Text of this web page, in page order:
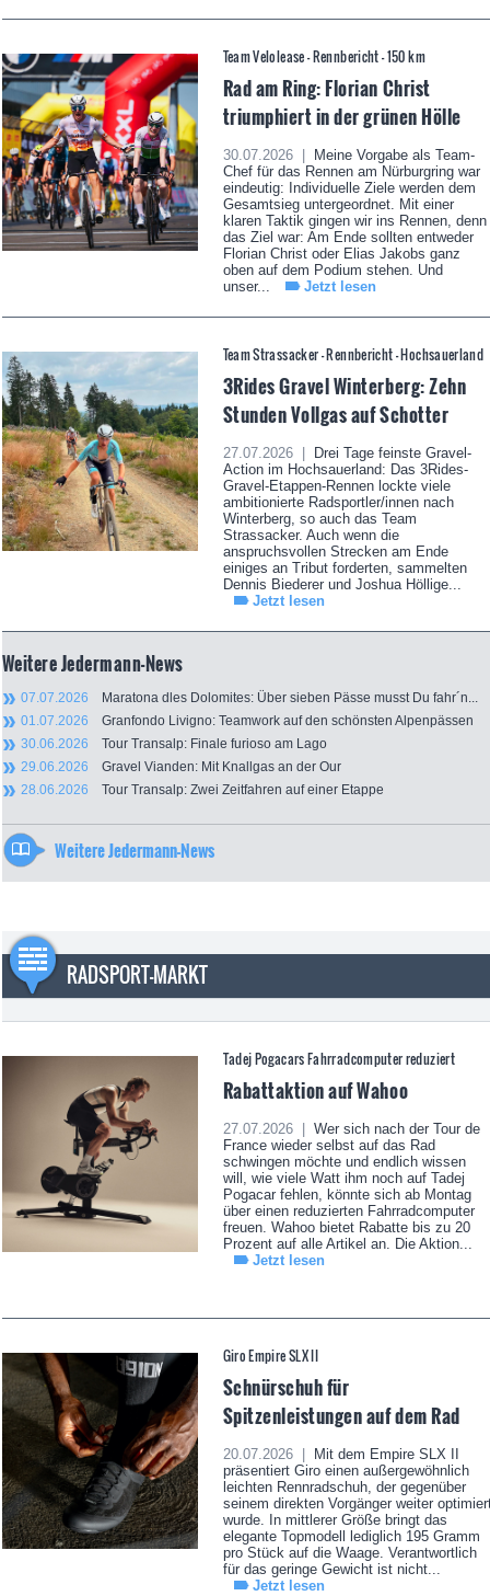
Team Velolease - Rennbericht - 150 km
Rad am Ring: Florian Christ
triumphiert in der grünen Hölle
30.07.2026 |
Meine Vorgabe als Team-
Chef für das Rennen am Nürburgring war
eindeutig: Individuelle Ziele werden dem
Gesamtsieg untergeordnet. Mit einer
klaren Taktik gingen wir ins Rennen, denn
das Ziel war: Am Ende sollten entweder
Florian Christ oder Elias Jakobs ganz
oben auf dem Podium stehen. Und
unser...
Jetzt lesen
Team Strassacker - Rennbericht - Hochsauerland
3Rides Gravel Winterberg: Zehn
Stunden Vollgas auf Schotter
27.07.2026 |
Drei Tage feinste Gravel-
Action im Hochsauerland: Das 3Rides-
Gravel-Etappen-Rennen lockte viele
ambitionierte Radsportler/innen nach
Winterberg, so auch das Team
Strassacker. Auch wenn die
anspruchsvollen Strecken am Ende
einiges an Tribut forderten, sammelten
Dennis Biederer und Joshua Höllige...
Jetzt lesen
Weitere Jedermann-News
07.07.2026 Maratona dles Dolomites: Über sieben Pässe musst Du fahr´n...
01.07.2026 Granfondo Livigno: Teamwork auf den schönsten Alpenpässen
30.06.2026 Tour Transalp: Finale furioso am Lago
29.06.2026 Gravel Vianden: Mit Knallgas an der Our
28.06.2026 Tour Transalp: Zwei Zeitfahren auf einer Etappe
Weitere Jedermann-News
RADSPORT-MARKT
Tadej Pogacars Fahrradcomputer reduziert
Rabattaktion auf Wahoo
27.07.2026 |
Wer sich nach der Tour de
France wieder selbst auf das Rad
schwingen möchte und endlich wissen
will, wie viele Watt ihm noch auf Tadej
Pogacar fehlen, könnte sich ab Montag
über einen reduzierten Fahrradcomputer
freuen. Wahoo bietet Rabatte bis zu 20
Prozent auf alle Artikel an. Die Aktion...
Jetzt lesen
Giro Empire SLX II
Schnürschuh für
Spitzenleistungen auf dem Rad
20.07.2026 |
Mit dem Empire SLX II
präsentiert Giro einen außergewöhnlich
leichten Rennradschuh, der gegenüber
seinem direkten Vorgänger weiter
wurde. In mittlerer Größe bringt das
elegante Topmodell lediglich 195 Gramm
pro Stück auf die Waage. Verantwortlich
für das geringe Gewicht ist nicht...
Jetzt lesen